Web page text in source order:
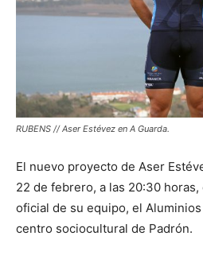
RUBENS // Aser Estévez en A Guarda.
El nuevo proyecto de Aser
22 de febrero, a las 20:30
oficial de su equipo, el
centro sociocultural de Padrón.